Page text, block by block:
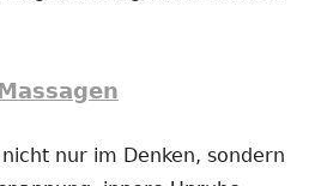
nur im Denken, sondern